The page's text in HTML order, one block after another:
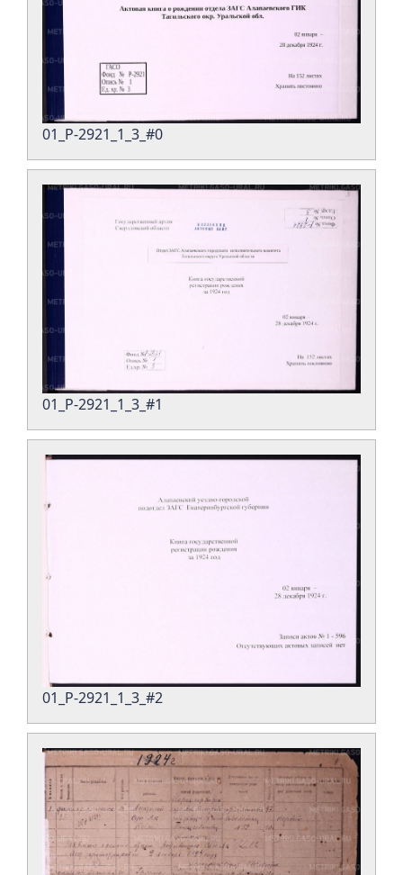
01_Р-2921_1_3_#0
01_Р-2921_1_3_#1
01_Р-2921_1_3_#2